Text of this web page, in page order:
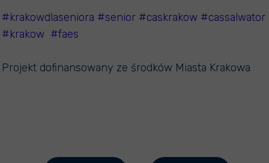
#krakowdlaseniora #senior #caskrakow #cassalwator
#krakow #faes
Projekt dofinansowany ze środków Miasta Krakowa